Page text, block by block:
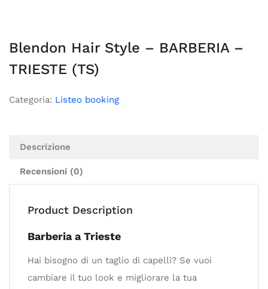
Blendon Hair Style – BARBERIA –
TRIESTE (TS)
Categoria: Listeo booking
Descrizione
Recensioni (0)
Product Description
Barberia a Trieste
Hai bisogno di un taglio di capelli? Se vuoi
cambiare il tuo look e migliorare la tua